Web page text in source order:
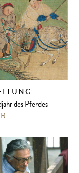
des Pferdes